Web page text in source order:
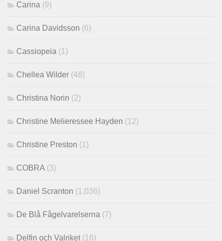
Carina (9)
Carina Davidsson (6)
Cassiopeia (1)
Chellea Wilder (48)
Christina Norin (2)
Christine Melieressee Hayden (12)
Christine Preston (1)
COBRA (3)
Daniel Scranton (1,036)
De Blå Fågelvarelserna (7)
Delfin och Valriket (16)